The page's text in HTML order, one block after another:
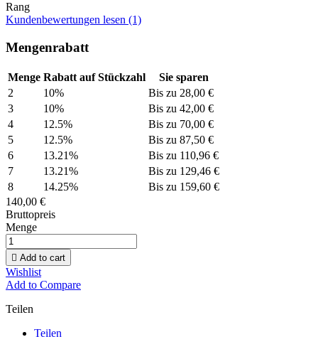
Rang
Kundenbewertungen lesen (1)
Mengenrabatt
Menge Rabatt auf Stückzahl
Sie sparen
2
10%
Bis zu 28,00 €
3
10%
Bis zu 42,00 €
4
12.5%
Bis zu 70,00 €
5
12.5%
Bis zu 87,50 €
6
13.21%
Bis zu 110,96 €
7
13.21%
Bis zu 129,46 €
8
14.25%
Bis zu 159,60 €
140,00 €
Bruttopreis
Menge
 Add to cart
Wishlist
Add to Compare
Teilen
Teilen